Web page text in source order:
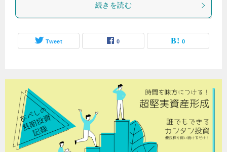
続きを読む
Tweet 0 0